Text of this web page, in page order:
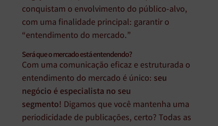
conquistam o envolvimento do público-alvo,
com uma finalidade principal: garantir o
“entendimento do mercado.”
Será que o mercado está entendendo?
Com uma comunicação eficaz e estruturada o
entendimento do mercado é único: seu
negócio é especialista no seu
segmento! Digamos que você mantenha uma
periodicidade de publicações, certo? Todas as